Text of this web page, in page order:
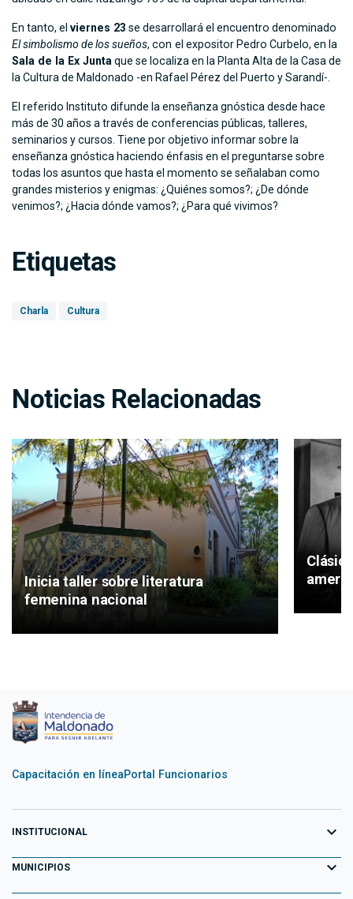
En tanto, el viernes 23 se desarrollará el encuentro denominado
El simbolismo de los sueños, con el expositor Pedro Curbelo, en la
Sala de la Ex Juntaque se localiza en la Planta Alta de la Casa de
la Cultura de Maldonado -en Rafael Pérez del Puerto y Sarandí-.
El referido Instituto difunde la enseñanza gnóstica desde hace
más de 30 años a través de conferencias públicas, talleres,
seminarios y cursos. Tiene por objetivo informar sobre la
enseñanza gnóstica haciendo énfasis en el preguntarse sobre
todas los asuntos que hasta el momento se señalaban como
grandes misterios y enigmas: ¿Quiénes somos?; ¿De dónde
venimos?; ¿Hacia dónde vamos?; ¿Para qué vivimos?
Etiquetas
Charla Cultura
Noticias Relacionadas
Inicia taller sobre literatura
femenina nacional
Capacitación en líneaPortal Funcionarios
INSTITUCIONAL expand_more
Equipo de Gobierno
Primeros 100 días
MUNICIPIOS expand_more